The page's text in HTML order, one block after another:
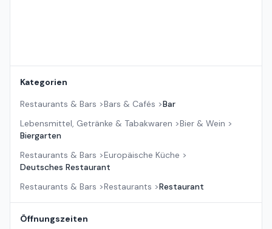
Kategorien
Restaurants & Bars >Bars & Cafés >Bar
Lebensmittel, Getränke & Tabakwaren >Bier & Wein >
Biergarten
Restaurants & Bars >Europäische Küche >
Deutsches Restaurant
Restaurants & Bars >Restaurants >Restaurant
Öffnungszeiten